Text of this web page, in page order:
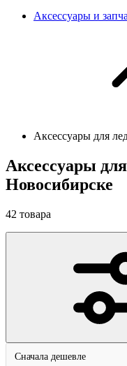
Аксессуары и
Аксессуары для
Аксессуары
Новосибирске
42 товара
Сначала дешевле